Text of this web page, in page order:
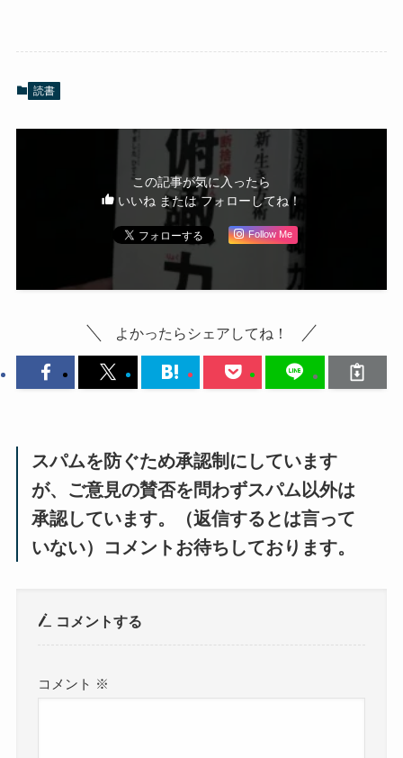
読書
この記事が気に入ったら
いいね または フォローしてね！
Follow Me
よかったらシェアしてね！
スパムを防ぐため承認制にしています
が、ご意見の賛否を問わずスパム以外は
承認しています。（返信するとは言って
いない）コメントお待ちしております。
コメントする
コメント ※